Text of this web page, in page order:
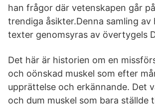
han frågor där vetenskapen går
trendiga åsikter.Denna samling av
texter genomsyras av övertygels
Det här är historien om en
och oönskad muskel som efter
upprättelse och erkännande. Det
och dum muskel som bara ställde